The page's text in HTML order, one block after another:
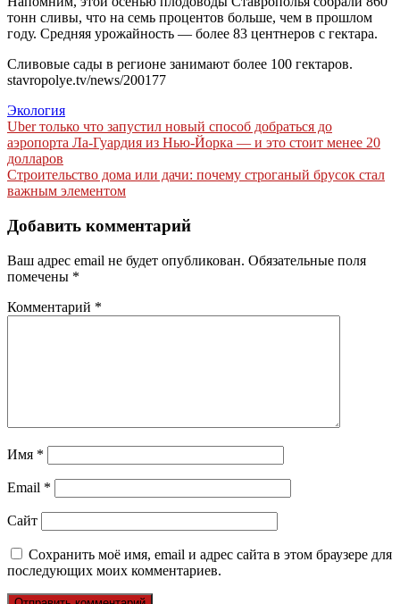
тонн сливы, что на семь процентов больше, чем в прошлом
году. Средняя урожайность — более 83 центнеров с гектара.
Сливовые сады в регионе занимают более 100 гектаров.
stavropolye.tv/news/200177
Экология
Навигация
по
записям
Uber только что запустил новый способ добраться до
аэропорта Ла-Гуардия из Нью-Йорка — и это стоит менее 20
долларов
Строительство дома или дачи: почему строганый брусок стал
важным элементом
Добавить комментарий
Ваш адрес email не будет опубликован. Обязательные поля
помечены *
Комментарий *
Имя *
Email *
Сайт
Сохранить моё имя, email и адрес сайта в этом браузере для
последующих моих комментариев.